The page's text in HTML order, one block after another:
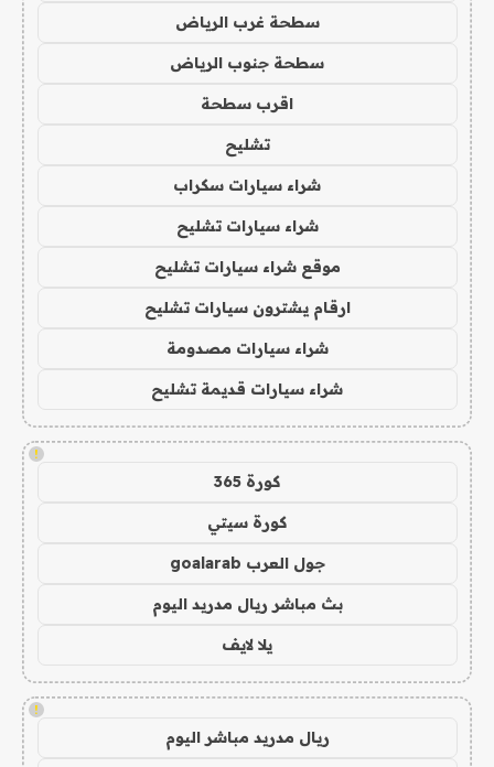
سطحة غرب الرياض
سطحة جنوب الرياض
اقرب سطحة
تشليح
شراء سيارات سكراب
شراء سيارات تشليح
موقع شراء سيارات تشليح
ارقام يشترون سيارات تشليح
شراء سيارات مصدومة
شراء سيارات قديمة تشليح
!
كورة 365
كورة سيتي
جول العرب goalarab
بث مباشر ريال مدريد اليوم
يلا لايف
!
ريال مدريد مباشر اليوم